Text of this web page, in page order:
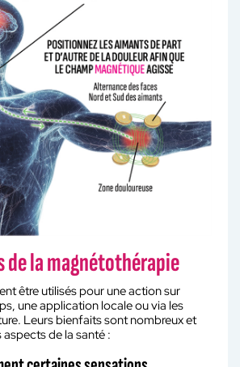
de la magnétothérapie
être utilisés pour une action sur
une application locale ou via les
Leurs bienfaits sont nombreux et
de la santé :